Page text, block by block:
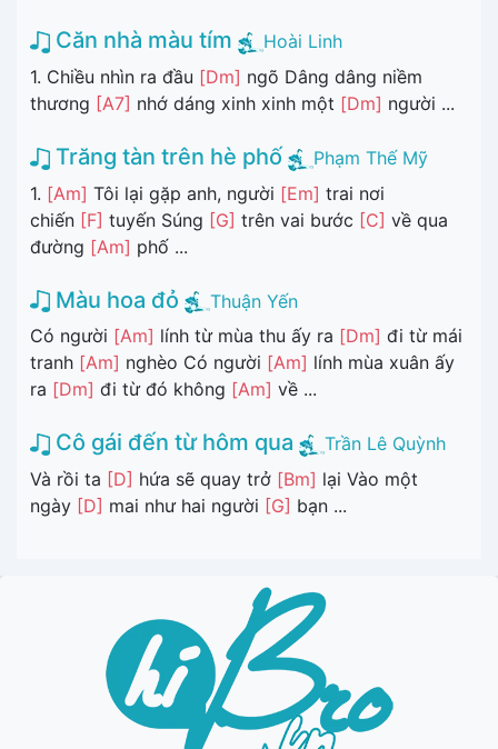
Căn nhà màu tím
Hoài Linh
1. Chiều nhìn ra đầu [Dm] ngõ Dâng dâng niềm
thương [A7] nhớ dáng xinh xinh một [Dm] người ...
Trăng tàn trên hè phố
Phạm Thế Mỹ
1. [Am] Tôi lại gặp anh, người [Em] trai nơi
chiến [F] tuyến Súng [G] trên vai bước [C] về qua
đường [Am] phố ...
Màu hoa đỏ
Thuận Yến
Có người [Am] lính từ mùa thu ấy ra [Dm] đi từ mái
tranh [Am] nghèo Có người [Am] lính mùa xuân ấy
ra [Dm] đi từ đó không [Am] về ...
Cô gái đến từ hôm qua
Trần Lê Quỳnh
Và rồi ta [D] hứa sẽ quay trở [Bm] lại Vào một
ngày [D] mai như hai người [G] bạn ...